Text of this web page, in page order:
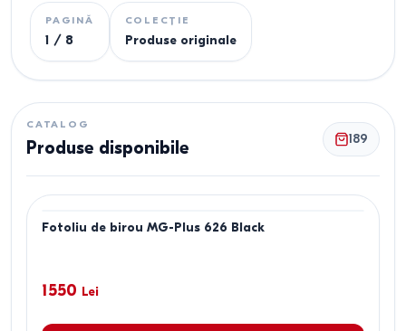
PAGINĂ
1 / 8
COLECȚIE
Produse originale
CATALOG
Produse disponibile 189
Fotoliu de birou MG-Plus 626 Black
1550 Lei